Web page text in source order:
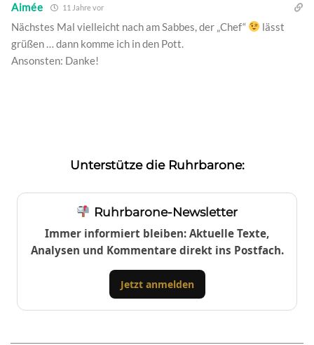
Aimée 11 Jahre vor
Nächstes Mal vielleicht nach am Sabbes, der „Chef“
lässt
grüßen … dann komme ich in den Pott.
Ansonsten: Danke!
Unterstütze die Ruhrbarone:
Ruhrbarone-Newsletter
Immer informiert bleiben: Aktuelle Texte,
Analysen und Kommentare direkt ins Postfach.
Jetzt anmelden